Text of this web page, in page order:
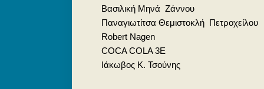
Βασιλική Μηνά Ζάννου
Παναγιωτίτσα Θεμιστοκλή Πετροχείλου
Robert Nagen
COCA COLA 3E
Ιάκωβος Κ. Τσούνης